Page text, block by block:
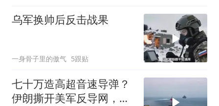
乌军换帅后反击战果
一身骨子里的傲气 5跟贴
七十万造高超音速导弹？
伊朗撕开美军反导网，炸